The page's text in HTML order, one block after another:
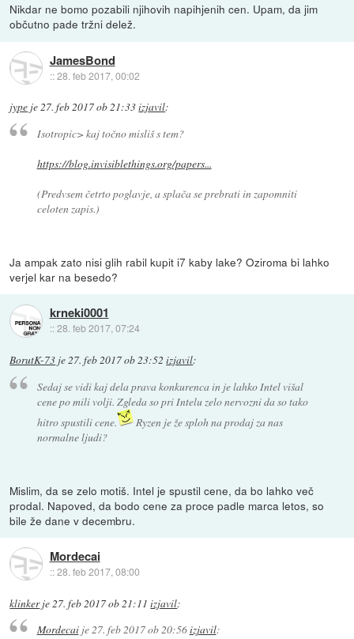
Nikdar ne bomo pozabili njihovih napihjenih cen. Upam, da jim
občutno pade tržni delež.
JamesBond
::28. feb 2017, 00:02
jype je27. feb 2017 ob 21:33izjavil:
Isotropic> kaj točno misliš s tem?
https://blog.invisiblethings.org/papers...
(Predvsem četrto poglavje, a splača se prebrati in zapomniti
celoten zapis.)
Ja ampak zato nisi glih rabil kupit i7 kaby lake? Oziroma bi lahko
verjel kar na besedo?
krneki0001
::28. feb 2017, 07:24
BorutK-73 je27. feb 2017 ob 23:52 izjavil:
Sedaj se vidi kaj dela prava konkurenca in je lahko Intel višal
cene po mili volji. Zgleda so pri Intelu zelo nervozni da so tako
hitro spustili cene.
Ryzen je že sploh na prodaj za nas
normalne ljudi?
Mislim, da se zelo motiš. Intel je spustil cene, da bo lahko več
prodal. Napoved, da bodo cene za proce padle marca letos, so
bile že dane v decembru.
Mordecai
::28. feb 2017, 08:00
klinkerje 27. feb 2017 ob 21:11 izjavil:
Mordecaije27. feb 2017 ob 20:56izjavil: